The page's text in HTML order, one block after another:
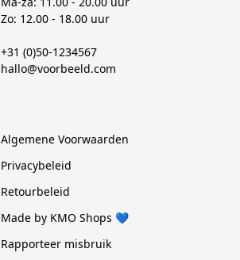
Zo: 12.00 - 18.00 uur
+31 (0)50-1234567
hallo@voorbeeld.com
Algemene Voorwaarden
Privacybeleid
Retourbeleid
Made by KMO Shops 💙
Rapporteer misbruik